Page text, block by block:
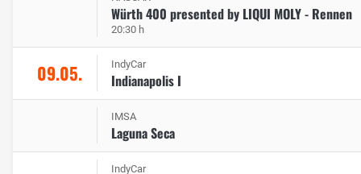
Würth 400 presented by LIQUI MOLY - Rennen
20:30 h
09.05. IndyCar
Indianapolis I
IMSA
Laguna Seca
IndyCar